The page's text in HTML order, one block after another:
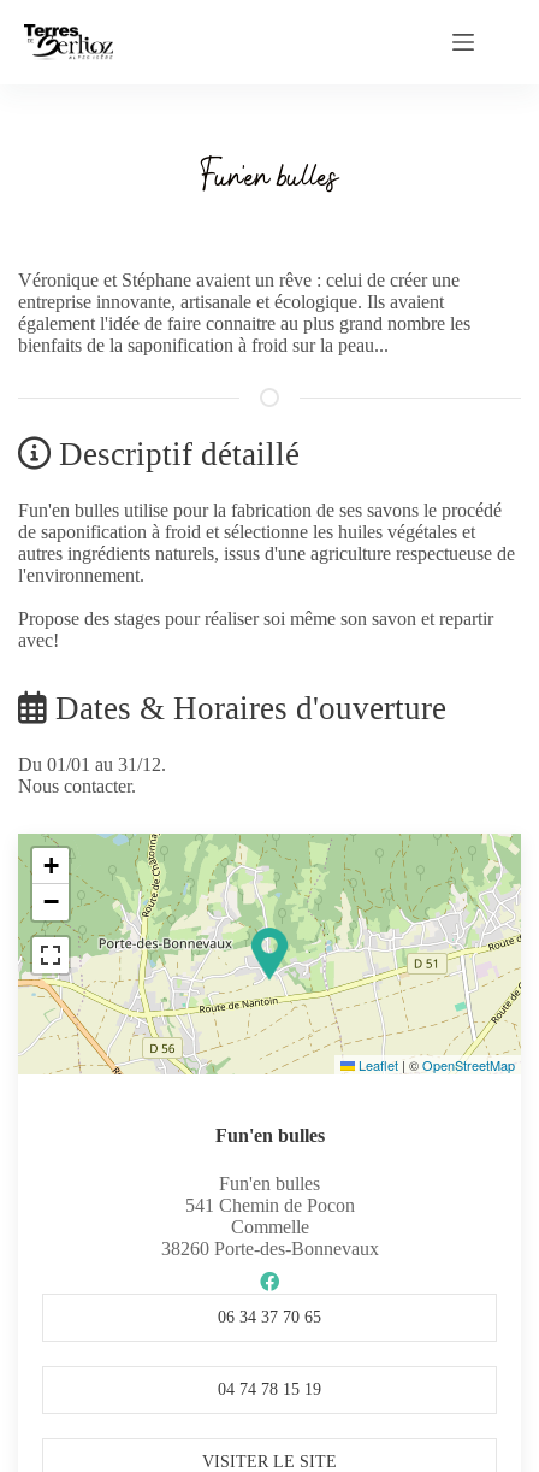
contenu
Fun'en bulles
Véronique et Stéphane avaient un rêve : celui de créer une
entreprise innovante, artisanale et écologique. Ils avaient
également l'idée de faire connaitre au plus grand nombre les
bienfaits de la saponification à froid sur la peau...
Descriptif détaillé
Fun'en bulles utilise pour la fabrication de ses savons le procédé
de saponification à froid et sélectionne les huiles végétales et
autres ingrédients naturels, issus d'une agriculture respectueuse de
l'environnement.
Propose des stages pour réaliser soi même son savon et repartir
avec!
Dates & Horaires d'ouverture
Du 01/01 au 31/12.
Nous contacter.
+
−
Leaflet | ©OpenStreetMap
Fun'en bulles
Fun'en bulles
541 Chemin de Pocon
Commelle
38260Porte-des-Bonnevaux
06 34 37 70 65
04 74 78 15 19
VISITER LE SITE